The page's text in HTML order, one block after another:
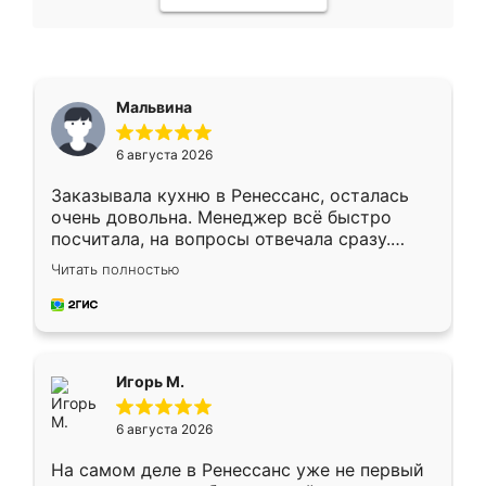
Мальвина
6 августа 2026
Заказывала кухню в Ренессанс, осталась
очень довольна. Менеджер всё быстро
посчитала, на вопросы отвечала сразу.
Замерщик приехал в субботу, подошёл к
делу со всей ответственностью. Собрали
за день, ребята работали аккуратно, даже
Читать полностью
Игорь М.
6 августа 2026
На самом деле в Ренессанс уже не первый